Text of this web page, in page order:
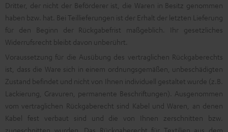
Dritter, der nicht der Beförderer ist, die Waren in Besitz genommen
haben bzw. hat. Bei Teillieferungen ist der Erhalt der letzten Lieferung
für den Beginn der Rückgabefrist maßgeblich. Ihr gesetzliches
Widerrufsrecht bleibt davon unberührt.
Voraussetzung für die Ausübung des vertraglichen Rückgaberechts
ist, dass die Ware sich in einem ordnungsgemäßen, unbeschädigten
Zustand befindet und nicht von Ihnen individuell gestaltet wurde (z.B.
Lackierung, Gravuren, permanente Beschriftungen). Ausgenommen
vom vertraglichen Rückgaberecht sind Kabel und Waren, an denen
Kabel fest verbaut sind und die von Ihnen zerschnitten bzw.
zugeschnitten wurden. Das Rückgaberecht für Textilien aus dem